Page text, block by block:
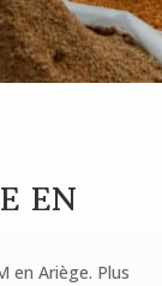
EN
en Ariège. Plus